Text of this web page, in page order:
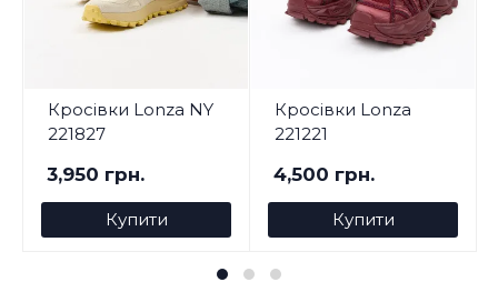
Кросівки Lonza NY
221827
3,950 грн.
Купити
Кросівки Lonza
221221
4,500 грн.
Купити